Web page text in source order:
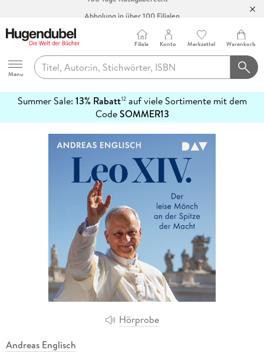
Hugendubel
Menu
Filiale Konto Merkzettel Warenkorb
Summer Sale: 13% Rabatt12auf viele Sortimente mit dem
CodeSOMMER13
erfahren
Hörprobe
Andreas Englisch